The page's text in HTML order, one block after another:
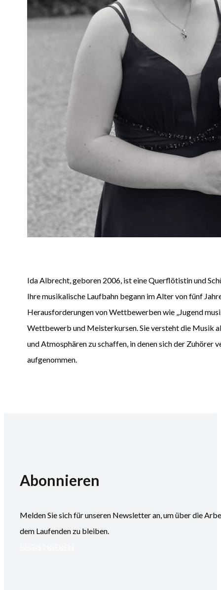
Ida Albrecht, geboren 2006, ist eine Querflötistin und
Ihre musikalische Laufbahn begann im Alter von fünf
Herausforderungen von Wettbewerben wie „Jugend
Wettbewerb und Meisterkursen. Sie versteht die Musik
und Atmosphären zu schaffen, in denen sich der Zuhörer
aufgenommen.
Abonnieren
Melden Sie sich für unseren Newsletter an, um über die
dem Laufenden zu bleiben.